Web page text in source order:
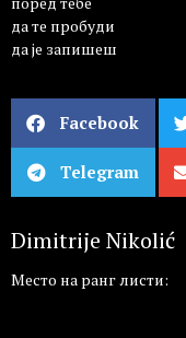
да те пробуди
да је запишеш
Facebook
Telegram
Dimitrije Nikolić
Место на ранг листи: